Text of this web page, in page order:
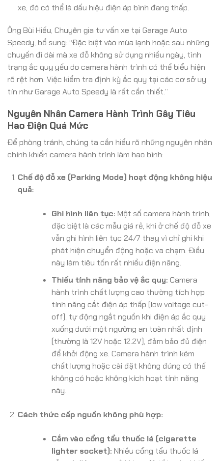
xe, đó có thể là dấu hiệu điện áp bình đang thấp.
Ông Bùi Hiếu, Chuyên gia tư vấn xe tại Garage Auto
Speedy, bổ sung: “Đặc biệt vào mùa lạnh hoặc sau những
chuyến đi dài mà xe đỗ không sử dụng nhiều ngày, tình
trạng ắc quy yếu do camera hành trình có thể biểu hiện
rõ rệt hơn. Việc kiểm tra định kỳ ắc quy tại các cơ sở uy
tín như Garage Auto Speedy là rất cần thiết.”
Nguyên Nhân Camera Hành Trình Gây Tiêu
Hao Điện Quá Mức
Để phòng tránh, chúng ta cần hiểu rõ những nguyên nhân
chính khiến camera hành trình làm hao bình:
Chế độ đỗ xe (Parking Mode) hoạt động không hiệu
quả:
Ghi hình liên tục: Một số camera hành trình,
đặc biệt là các mẫu giá rẻ, khi ở chế độ đỗ xe
vẫn ghi hình liên tục 24/7 thay vì chỉ ghi khi
phát hiện chuyển động hoặc va chạm. Điều
này làm tiêu tốn rất nhiều điện năng.
Thiếu tính năng bảo vệ ắc quy: Camera
hành trình chất lượng cao thường tích hợp
tính năng cắt điện áp thấp (low voltage cut-
off), tự động ngắt nguồn khi điện áp ắc quy
xuống dưới một ngưỡng an toàn nhất định
(thường là 12V hoặc 12.2V), đảm bảo đủ điện
để khởi động xe. Camera hành trình kém
chất lượng hoặc cài đặt không đúng có thể
không có hoặc không kích hoạt tính năng
này.
Cách thức cấp nguồn không phù hợp:
Cắm vào cổng tẩu thuốc lá (cigarette
lighter socket): Nhiều cổng tẩu thuốc lá